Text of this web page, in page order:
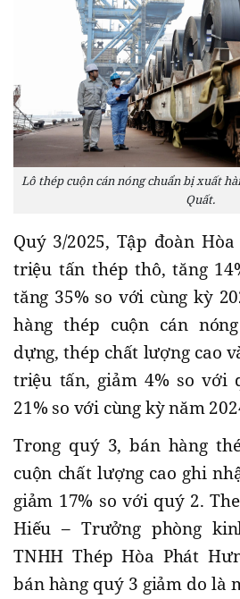
Lô thép cuộn cán nóng chuẩn bị xuất
Quất.
Quý 3/2025, Tập đoàn
triệu tấn thép thô, tăng
tăng 35% so với cùng kỳ
hàng thép cuộn cán
dựng, thép chất lượng cao
triệu tấn, giảm 4% so với
21% so với cùng kỳ năm
Trong quý 3, bán hàng
cuộn chất lượng cao ghi
giảm 17% so với quý 2.
Hiếu – Trưởng phòng
TNHH Thép Hòa Phát
bán hàng quý 3 giảm do là